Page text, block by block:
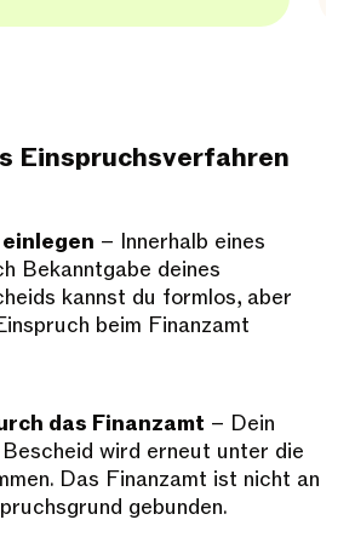
Einspruchsverfahren
– Innerhalb eines
Bekanntgabe deines
kannst du formlos, aber
beim Finanzamt
das Finanzamt – Dein
wird erneut unter die
Das Finanzamt ist nicht an
gebunden.